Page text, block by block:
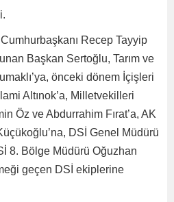
Recep Tayyip
Başkan Sertoğlu, Tarım ve
önceki dönem İçişleri
Altınok’a, Milletvekilleri
Öz ve Abdurrahim Fırat’a, AK
DSİ Genel Müdürü
8. Bölge Müdürü Oğuzhan
geçen DSİ ekiplerine